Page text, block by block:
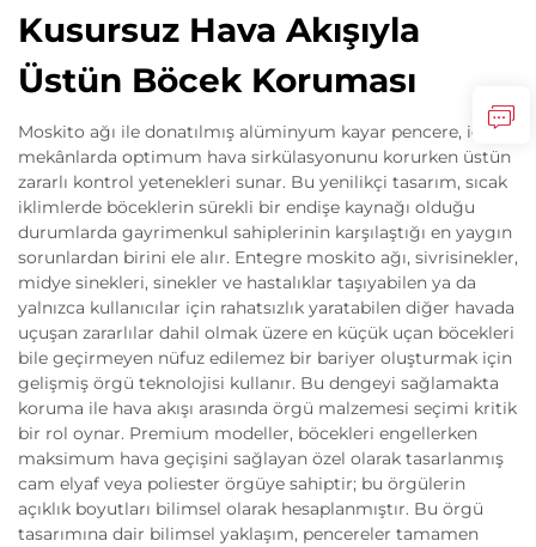
Kusursuz Hava Akışıyla
Üstün Böcek Koruması
Moskito ağı ile donatılmış alüminyum kayar pencere, iç
mekânlarda optimum hava sirkülasyonunu korurken üstün
zararlı kontrol yetenekleri sunar. Bu yenilikçi tasarım, sıcak
iklimlerde böceklerin sürekli bir endişe kaynağı olduğu
durumlarda gayrimenkul sahiplerinin karşılaştığı en yaygın
sorunlardan birini ele alır. Entegre moskito ağı, sivrisinekler,
midye sinekleri, sinekler ve hastalıklar taşıyabilen ya da
yalnızca kullanıcılar için rahatsızlık yaratabilen diğer havada
uçuşan zararlılar dahil olmak üzere en küçük uçan böcekleri
bile geçirmeyen nüfuz edilemez bir bariyer oluşturmak için
gelişmiş örgü teknolojisi kullanır. Bu dengeyi sağlamakta
koruma ile hava akışı arasında örgü malzemesi seçimi kritik
bir rol oynar. Premium modeller, böcekleri engellerken
maksimum hava geçişini sağlayan özel olarak tasarlanmış
cam elyaf veya poliester örgüye sahiptir; bu örgülerin
açıklık boyutları bilimsel olarak hesaplanmıştır. Bu örgü
tasarımına dair bilimsel yaklaşım, pencereler tamamen